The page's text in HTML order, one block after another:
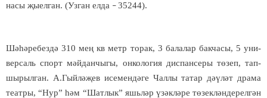
на­сы җы­ел­ган. (Уз­ган ел­да – 35244).
Шә­һә­ре­без­дә 310 мең кв метр то­рак, 3 ба­ла­лар бак­ча­сы, 5 уни­
вер­саль спорт мәй­дан­чы­гы, он­ко­ло­гия дис­пан­се­ры тө­зеп, тап­
шы­рыл­ган. А.Гый­лә­җев исе­мен­дә­ге Чал­лы та­тар дә­ү­ләт дра­ма
те­ат­ры, “Нур”һәм “Шат­лык” яшь­ләр үзәк­лә­ре тө­зек­лән­де­рел­гән